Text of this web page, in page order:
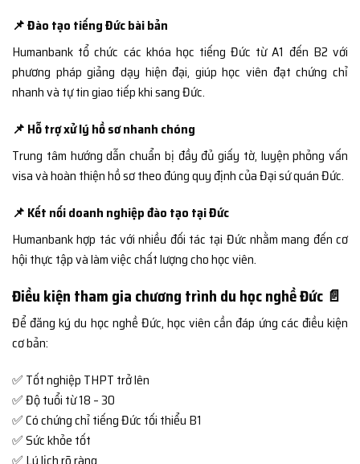
📌 Đào tạo tiếng Đức bài bản
Humanbank tổ chức các khóa học tiếng Đức từ A1 đến B2 với
phương pháp giảng dạy hiện đại, giúp học viên đạt chứng chỉ
nhanh và tự tin giao tiếp khi sang Đức.
📌 Hỗ trợ xử lý hồ sơ nhanh chóng
Trung tâm hướng dẫn chuẩn bị đầy đủ giấy tờ, luyện phỏng vấn
visa và hoàn thiện hồ sơ theo đúng quy định của Đại sứ quán Đức.
📌 Kết nối doanh nghiệp đào tạo tại Đức
Humanbank hợp tác với nhiều đối tác tại Đức nhằm mang đến cơ
hội thực tập và làm việc chất lượng cho học viên.
Điều kiện tham gia chương trình du học nghề Đức 📄
Để đăng ký du học nghề Đức, học viên cần đáp ứng các điều kiện
cơ bản:
✅ Tốt nghiệp THPT trở lên
✅ Độ tuổi từ 18 – 30
✅ Có chứng chỉ tiếng Đức tối thiểu B1
✅ Sức khỏe tốt